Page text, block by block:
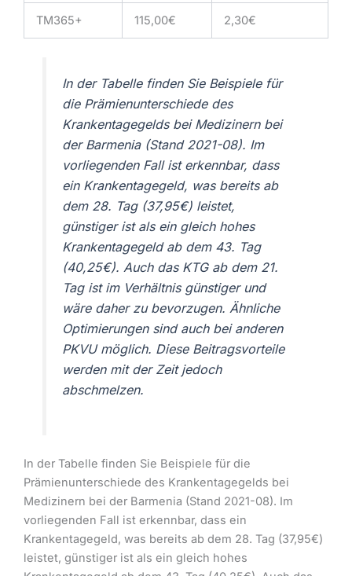
TM365+ 115,00€ 2,30€
In der Tabelle finden Sie Beispiele für
die Prämienunterschiede des
Krankentagegelds bei Medizinern bei
der Barmenia (Stand 2021-08). Im
vorliegenden Fall ist erkennbar, dass
ein Krankentagegeld, was bereits ab
dem 28. Tag (37,95€) leistet,
günstiger ist als ein gleich hohes
Krankentagegeld ab dem 43. Tag
(40,25€). Auch das KTG ab dem 21.
Tag ist im Verhältnis günstiger und
wäre daher zu bevorzugen. Ähnliche
Optimierungen sind auch bei anderen
PKVU möglich. Diese Beitragsvorteile
werden mit der Zeit jedoch
abschmelzen.
In der Tabelle finden Sie Beispiele für die
Prämienunterschiede des Krankentagegelds bei
Medizinern bei der Barmenia (Stand 2021-08). Im
vorliegenden Fall ist erkennbar, dass ein
Krankentagegeld, was bereits ab dem 28. Tag (37,95€)
leistet, günstiger ist als ein gleich hohes